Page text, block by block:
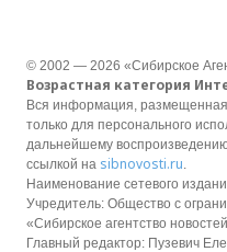
© 2002 — 2026 «Сибирское
Возрастная категория
Вся информация,
только для персонального
дальнейшему
ссылкой на sibnovosti.ru.
Наименование сетевого
Учредитель: Общество с
«Сибирское агентство
Главный редактор: Пузевич